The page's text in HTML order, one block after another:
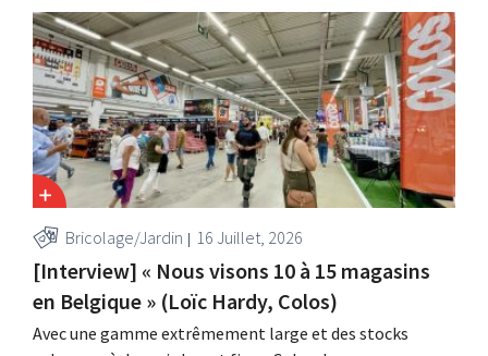
Bricolage/Jardin 16 Juillet, 2026
[Interview] « Nous visons 10 à 15 magasins
en Belgique » (Loïc Hardy, Colos)
Avec une gamme extrêmement large et des stocks